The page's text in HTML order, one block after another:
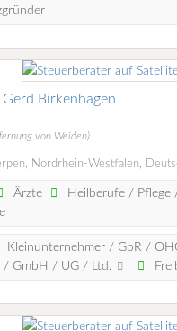
Birkenhagen
von Weiden)
Nordrhein-Westfalen,
Ärzte
Heilberufe / Pflege
Kleinunternehmer / GbR /
/ GmbH / UG / Ltd.